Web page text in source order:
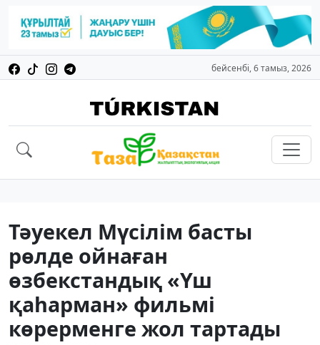
бейсенбі, 6 тамыз, 2026
Тәуекел Мүсілім басты
рөлде ойнаған
өзбекстандық «Үш
қаһарман» фильмі
көрерменге жол тартады